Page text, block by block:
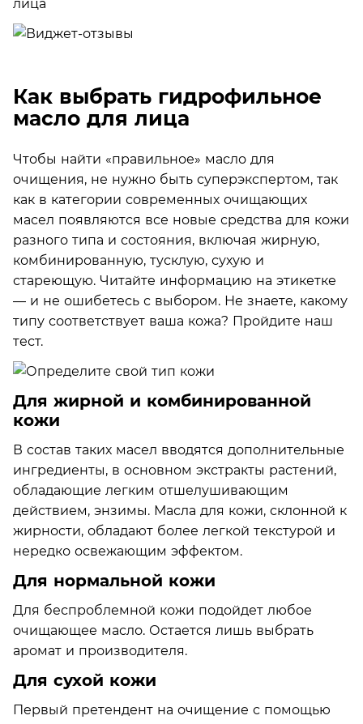
Как выбрать гидрофильное
масло для лица
Чтобы найти «правильное» масло для
очищения, не нужно быть суперэкспертом, так
как в категории современных очищающих
масел появляются все новые средства для кожи
разного типа и состояния, включая жирную,
комбинированную, тусклую, сухую и
стареющую. Читайте информацию на этикетке
— и не ошибетесь с выбором. Не знаете, какому
типу соответствует ваша кожа? Пройдите наш
тест.
Для жирной и комбинированной
кожи
В состав таких масел вводятся дополнительные
ингредиенты, в основном экстракты растений,
обладающие легким отшелушивающим
действием, энзимы. Масла для кожи, склонной к
жирности, обладают более легкой текстурой и
нередко освежающим эффектом.
Для нормальной кожи
Для беспроблемной кожи подойдет любое
очищающее масло. Остается лишь выбрать
аромат и производителя.
Для сухой кожи
Первый претендент на очищение с помощью